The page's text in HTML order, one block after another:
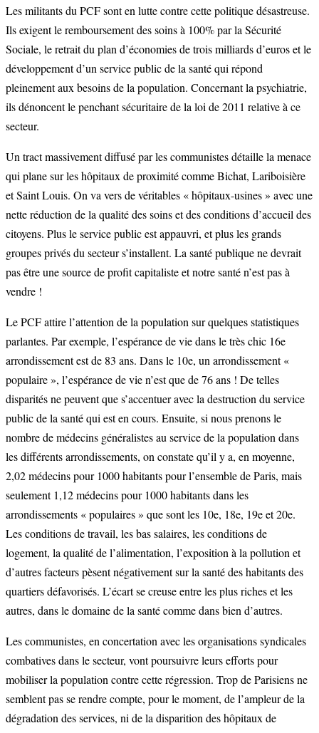
Les militants du PCF sont en lutte contre cette politique désastreuse.
Ils exigent le remboursement des soins à 100% par la Sécurité
Sociale, le retrait du plan d’économies de trois milliards d’euros et le
développement d’un service public de la santé qui répond
pleinement aux besoins de la population. Concernant la psychiatrie,
ils dénoncent le penchant sécuritaire de la loi de 2011 relative à ce
secteur.
Un tract massivement diffusé par les communistes détaille la menace
qui plane sur les hôpitaux de proximité comme Bichat, Lariboisière
et Saint Louis. On va vers de véritables « hôpitaux-usines » avec une
nette réduction de la qualité des soins et des conditions d’accueil des
citoyens. Plus le service public est appauvri, et plus les grands
groupes privés du secteur s’installent. La santé publique ne devrait
pas être une source de profit capitaliste et notre santé n’est pas à
vendre !
Le PCF attire l’attention de la population sur quelques statistiques
parlantes. Par exemple, l’espérance de vie dans le très chic 16e
arrondissement est de 83 ans. Dans le 10e, un arrondissement «
populaire », l’espérance de vie n’est que de 76 ans ! De telles
disparités ne peuvent que s’accentuer avec la destruction du service
public de la santé qui est en cours. Ensuite, si nous prenons le
nombre de médecins généralistes au service de la population dans
les différents arrondissements, on constate qu’il y a, en moyenne,
2,02 médecins pour 1000 habitants pour l’ensemble de Paris, mais
seulement 1,12 médecins pour 1000 habitants dans les
arrondissements « populaires » que sont les 10e, 18e, 19e et 20e.
Les conditions de travail, les bas salaires, les conditions de
logement, la qualité de l’alimentation, l’exposition à la pollution et
d’autres facteurs pèsent négativement sur la santé des habitants des
quartiers défavorisés. L’écart se creuse entre les plus riches et les
autres, dans le domaine de la santé comme dans bien d’autres.
Les communistes, en concertation avec les organisations syndicales
combatives dans le secteur, vont poursuivre leurs efforts pour
mobiliser la population contre cette régression. Trop de Parisiens ne
semblent pas se rendre compte, pour le moment, de l’ampleur de la
dégradation des services, ni de la disparition des hôpitaux de